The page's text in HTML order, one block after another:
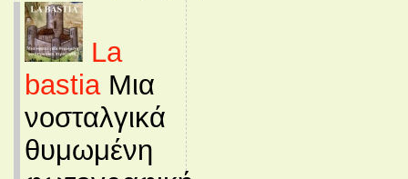
La
bastiaΜια
νοσταλγικά
θυμωμένη